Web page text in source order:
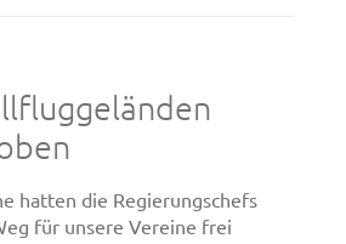
hatten die Regierungschefs
für unsere Vereine frei